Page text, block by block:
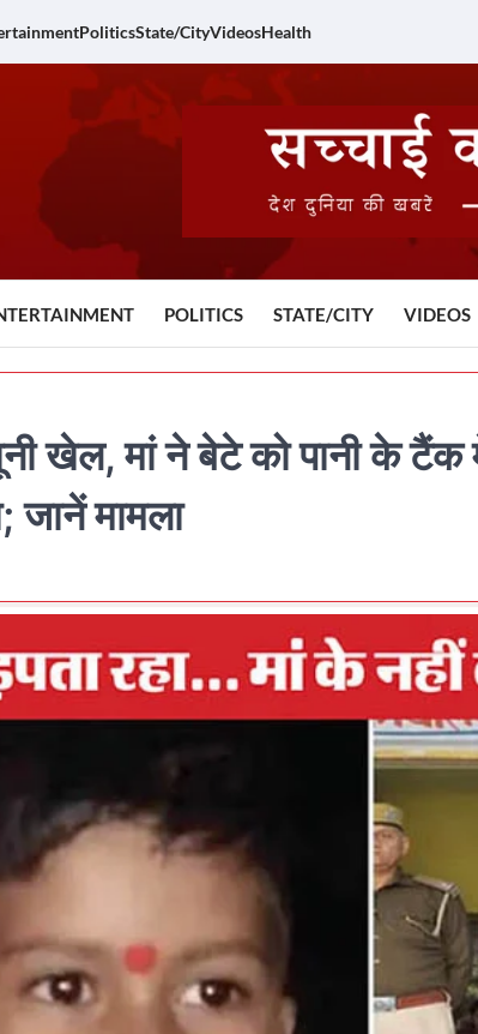
PoliticsState/CityVideosHealth
POLITICS STATE/CITY VIDEOS
खेल, मां ने बेटे को पानी के टैंक
जानें मामला